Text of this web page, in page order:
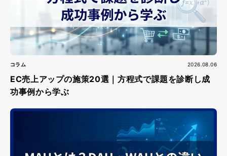
コラム 2026.08.06
EC売上アップの施策20選｜方程式で課題を診断し成
功事例から学ぶ